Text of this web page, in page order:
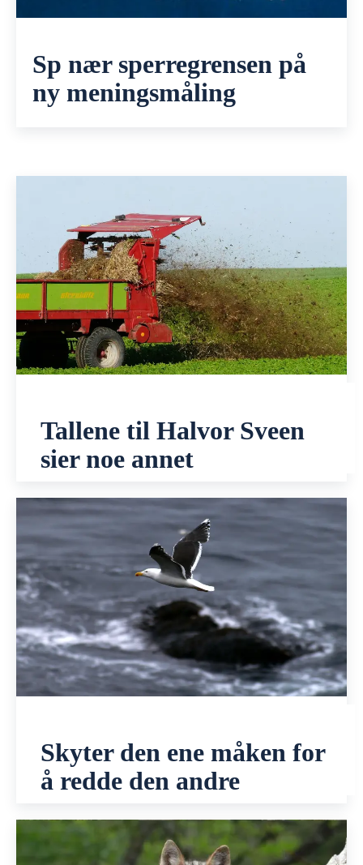
Sp nær sperregrensen på
ny meningsmåling
Tallene til Halvor Sveen
sier noe annet
Skyter den ene måken for
å redde den andre